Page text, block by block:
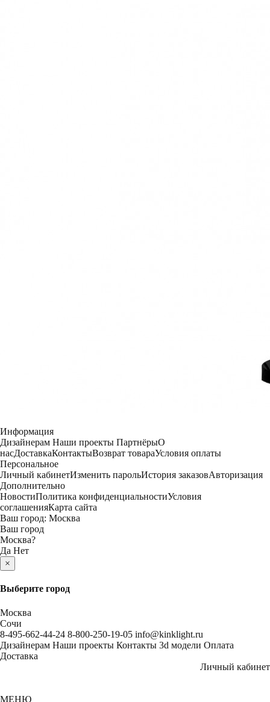
Информация
Дизайнерам Наши проекты ПартнёрыО
насДоставкаКонтактыВозврат товараУсловия оплаты
Персональное
Личный кабинетИзменить парольИстория заказовАвторизация
Дополнительно
НовостиПолитика конфиденциальностиУсловия
соглашенияКарта сайта
Ваш город: Москва
Ваш город
Москва?
Да Нет
×
Выберите город
Москва
Сочи
8-495-662-44-24 8-800-250-19-05 info@kinklight.ru
Дизайнерам Наши проекты Контакты 3d модели Оплата
Доставка
Личный кабинет
МЕНЮ